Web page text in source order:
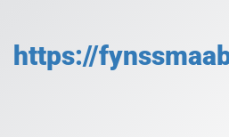
https://